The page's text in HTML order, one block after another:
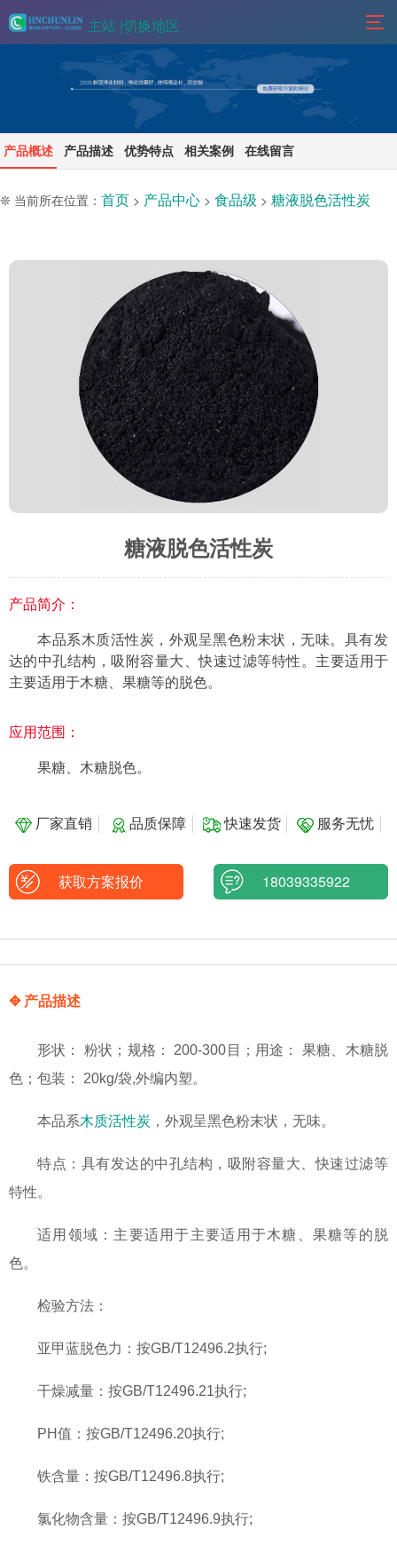
主站 |切换地区
产品概述 产品描述 优势特点 相关案例 在线留言
❊ 当前所在位置： 首页 > 产品中心 > 食品级 > 糖液脱色活性炭
糖液脱色活性炭
产品简介：
本品系木质活性炭，外观呈黑色粉末状，无味。具有发
达的中孔结构，吸附容量大、快速过滤等特性。主要适用于
主要适用于木糖、果糖等的脱色。
应用范围：
果糖、木糖脱色。
厂家直销 品质保障 快速发货 服务无忧
获取方案报价 18039335922
✥ 产品描述
形状： 粉状；规格： 200-300目；用途： 果糖、木糖脱
色；包装： 20kg/袋,外编内塑。
本品系木质活性炭 ，外观呈黑色粉末状，无味。
特点：具有发达的中孔结构，吸附容量大、快速过滤等
特性。
适用领域：主要适用于主要适用于木糖、果糖等的脱
色。
检验方法：
亚甲蓝脱色力：按GB/T12496.2执行;
干燥减量：按GB/T12496.21执行;
PH值：按GB/T12496.20执行;
铁含量：按GB/T12496.8执行;
氯化物含量：按GB/T12496.9执行;